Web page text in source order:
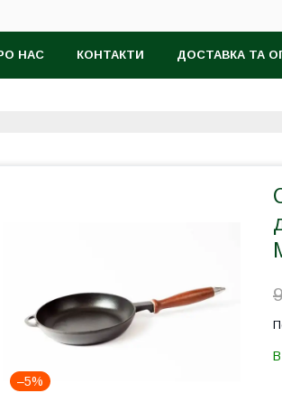
НАС КОНТАКТИ ДОСТАВКА ТА
–5%
В